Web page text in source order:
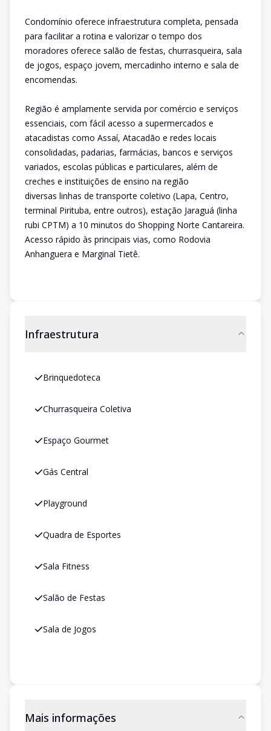
Condomínio oferece infraestrutura completa, pensada
para facilitar a rotina e valorizar o tempo dos
moradores oferece salão de festas, churrasqueira, sala
de jogos, espaço jovem, mercadinho interno e sala de
encomendas.
Região é amplamente servida por comércio e serviços
essenciais, com fácil acesso a supermercados e
atacadistas como Assaí, Atacadão e redes locais
consolidadas, padarias, farmácias, bancos e serviços
variados, escolas públicas e particulares, além de
creches e instituições de ensino na região
diversas linhas de transporte coletivo (Lapa, Centro,
terminal Pirituba, entre outros), estação Jaraguá (linha
rubi CPTM) a 10 minutos do Shopping Norte Cantareira.
Acesso rápido às principais vias, como Rodovia
Anhanguera e Marginal Tietê.
Infraestrutura
Brinquedoteca
Churrasqueira Coletiva
Espaço Gourmet
Gás Central
Playground
Quadra de Esportes
Sala Fitness
Salão de Festas
Sala de Jogos
Mais informações